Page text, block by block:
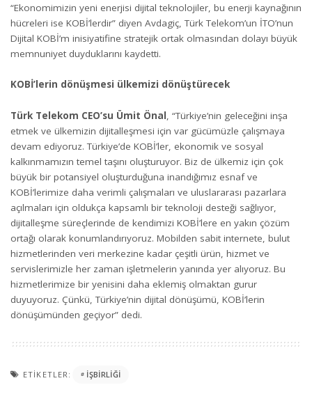
“Ekonomimizin yeni enerjisi dijital teknolojiler, bu enerji kaynağının
hücreleri ise KOBİ’lerdir” diyen Avdagiç, Türk Telekom’un İTO’nun
Dijital KOBİ’m inisiyatifine stratejik ortak olmasından dolayı büyük
memnuniyet duyduklarını kaydetti.
KOBİ’lerin dönüşmesi ülkemizi dönüştürecek
Türk Telekom CEO’su Ümit Önal, “Türkiye’nin geleceğini inşa
etmek ve ülkemizin dijitalleşmesi için var gücümüzle çalışmaya
devam ediyoruz. Türkiye’de KOBİ’ler, ekonomik ve sosyal
kalkınmamızın temel taşını oluşturuyor. Biz de ülkemiz için çok
büyük bir potansiyel oluşturduğuna inandığımız esnaf ve
KOBİ’lerimize daha verimli çalışmaları ve uluslararası pazarlara
açılmaları için oldukça kapsamlı bir teknoloji desteği sağlıyor,
dijitalleşme süreçlerinde de kendimizi KOBİ’lere en yakın çözüm
ortağı olarak konumlandırıyoruz. Mobilden sabit internete, bulut
hizmetlerinden veri merkezine kadar çeşitli ürün, hizmet ve
servislerimizle her zaman işletmelerin yanında yer alıyoruz. Bu
hizmetlerimize bir yenisini daha eklemiş olmaktan gurur
duyuyoruz. Çünkü, Türkiye’nin dijital dönüşümü, KOBİ’lerin
dönüşümünden geçiyor” dedi.
ETIKETLER: IŞBIRLIĞI